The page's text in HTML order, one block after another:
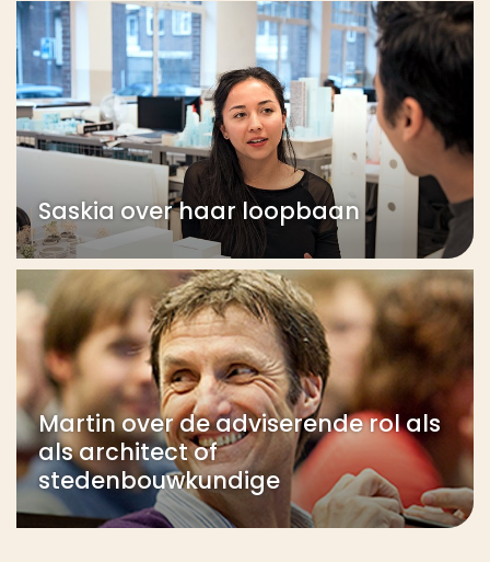
Saskia over haar loopbaan
Martin over de adviserende rol als
als architect of
stedenbouwkundige